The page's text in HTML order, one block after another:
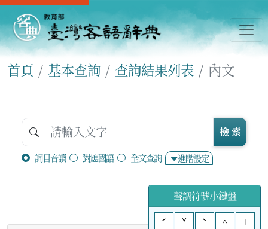
首頁 基本查詢 查詢結果列表 內文
詞目音讀 對應國語 全文查詢 進階設定
檢 索
聲調符號小鍵盤
ˊ
ˇ ˋ ^ +